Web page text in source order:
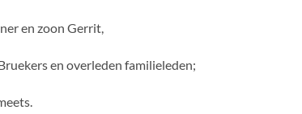
en zoon Gerrit,
en overleden familieleden;